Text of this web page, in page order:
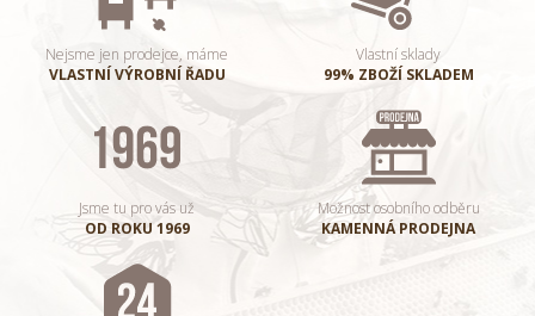
Nejsme jen prodejce, máme
VLASTNÍ VÝROBNÍ ŘADU
Vlastní sklady
99% ZBOŽÍ SKLADEM
Jsme tu pro vás už
OD ROKU 1969
Možnost osobního odběru
KAMENNÁ PRODEJNA